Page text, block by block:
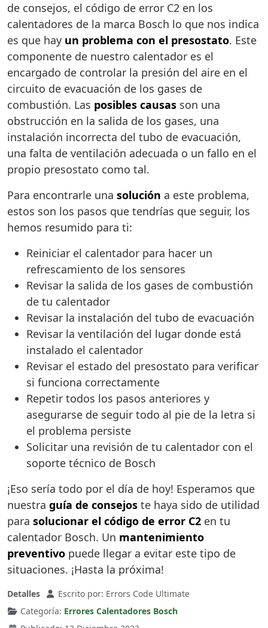
de consejos, el código de error C2 en los
calentadores de la marca Bosch lo que nos indica
es que hay un problema con el presostato. Este
componente de nuestro calentador es el
encargado de controlar la presión del aire en el
circuito de evacuación de los gases de
combustión. Las posibles causas son una
obstrucción en la salida de los gases, una
instalación incorrecta del tubo de evacuación,
una falta de ventilación adecuada o un fallo en el
propio presostato como tal.
Para encontrarle una solución a este problema,
estos son los pasos que tendrías que seguir, los
hemos resumido para ti:
Reiniciar el calentador para hacer un
refrescamiento de los sensores
Revisar la salida de los gases de combustión
de tu calentador
Revisar la instalación del tubo de evacuación
Revisar la ventilación del lugar donde está
instalado el calentador
Revisar el estado del presostato para verificar
si funciona correctamente
Repetir todos los pasos anteriores y
asegurarse de seguir todo al pie de la letra si
el problema persiste
Solicitar una revisión de tu calentador con el
soporte técnico de Bosch
¡Eso sería todo por el día de hoy! Esperamos que
nuestra guía de consejos te haya sido de utilidad
para solucionar el código de error C2 en tu
calentador Bosch. Un mantenimiento
preventivo puede llegar a evitar este tipo de
situaciones. ¡Hasta la próxima!
Detalles Escrito por: Errors Code Ultimate
Categoría: Errores Calentadores Bosch